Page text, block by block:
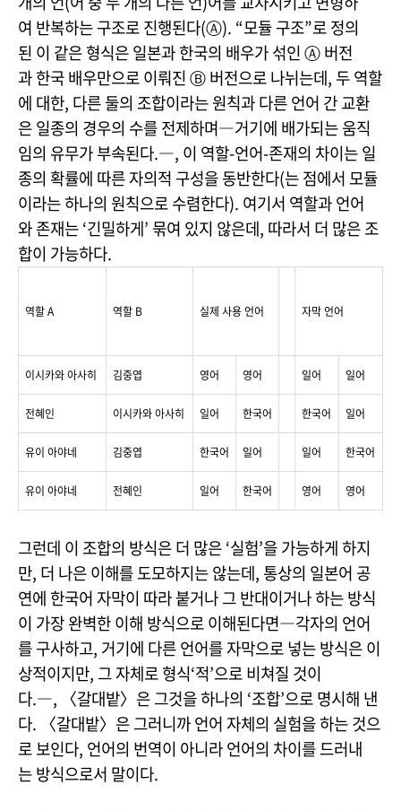
여 반복하는 구조로 진행된다(Ⓐ). “모듈 구조”로 정의
된 이 같은 형식은 일본과 한국의 배우가 섞인 Ⓐ 버전
과 한국 배우만으로 이뤄진 Ⓑ 버전으로 나뉘는데, 두 역할
에 대한, 다른 둘의 조합이라는 원칙과 다른 언어 간 교환
은 일종의 경우의 수를 전제하며―거기에 배가되는 움직
임의 유무가 부속된다.―, 이 역할-언어-존재의 차이는 일
종의 확률에 따른 자의적 구성을 동반한다(는 점에서 모듈
이라는 하나의 원칙으로 수렴한다). 여기서 역할과 언어
와 존재는 ‘긴밀하게’ 묶여 있지 않은데, 따라서 더 많은 조
합이 가능하다.
역할A 역할 B 실제 사용 언어 자막 언어
이시카와 아사히 김중엽 영어 영어 일어 일어
전혜인 이시카와 아사히 일어 한국어 한국어 일어
유이 아야네 김중엽 한국어 일어 일어 한국어
유이 아야네 전혜인 일어 한국어 영어 영어
그런데 이 조합의 방식은 더 많은 ‘실험’을 가능하게 하지
만, 더 나은 이해를 도모하지는 않는데, 통상의 일본어 공
연에 한국어 자막이 따라 붙거나 그 반대이거나 하는 방식
이 가장 완벽한 이해 방식으로 이해된다면―각자의 언어
를 구사하고, 거기에 다른 언어를 자막으로 넣는 방식은 이
상적이지만, 그 자체로 형식‘적’으로 비쳐질 것이
다.―, 〈갈대밭〉은 그것을 하나의 ‘조합’으로 명시해 낸
다. 〈갈대밭〉은 그러니까 언어 자체의 실험을 하는 것으
로 보인다, 언어의 번역이 아니라 언어의 차이를 드러내
는 방식으로서 말이다.